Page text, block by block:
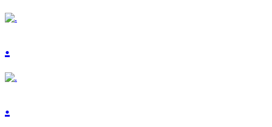
.
.